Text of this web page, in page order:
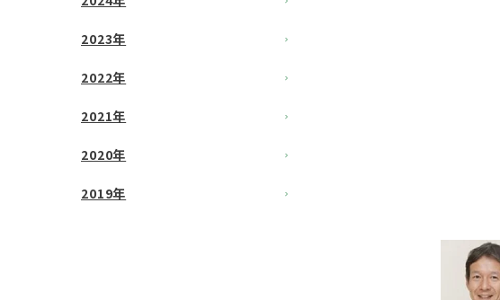
2023年
2022年
2021年
2020年
2019年